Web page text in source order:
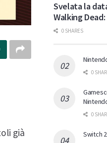
già
Svelata la
Walking
0 SHARES
0
0
Switch